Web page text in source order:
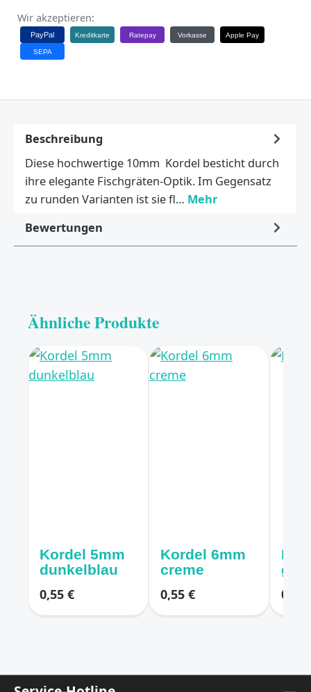
Wir akzeptieren:
PayPal Kreditkarte Ratepay Vorkasse Apple Pay
SEPA
Beschreibung
Diese hochwertige 10mm Kordel besticht durch
ihre elegante Fischgräten-Optik. Im Gegensatz
zu runden Varianten ist sie fl… Mehr
Bewertungen
Ähnliche Produkte
Kordel 5mm
dunkelblau
0,55 €
Kordel 6mm
creme
0,55 € 0,55